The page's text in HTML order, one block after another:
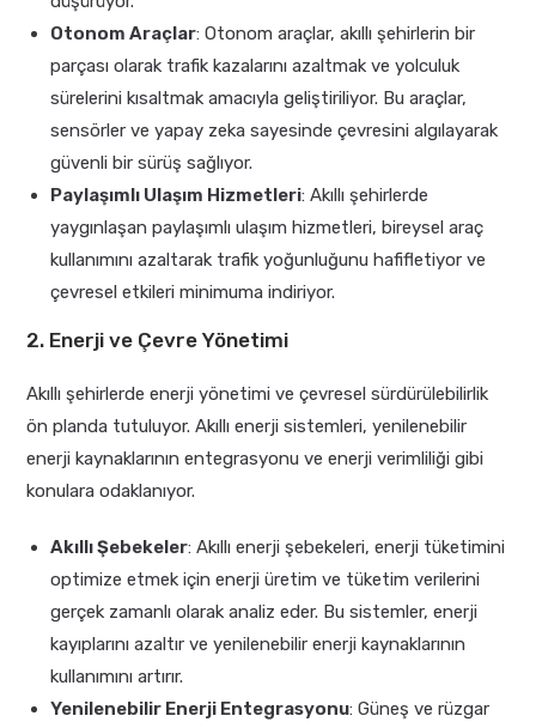
Otonom Araçlar: Otonom araçlar, akıllı şehirlerin bir
parçası olarak trafik kazalarını azaltmak ve yolculuk
sürelerini kısaltmak amacıyla geliştiriliyor. Bu araçlar,
sensörler ve yapay zeka sayesinde çevresini algılayarak
güvenli bir sürüş sağlıyor.
Paylaşımlı Ulaşım Hizmetleri: Akıllı şehirlerde
yaygınlaşan paylaşımlı ulaşım hizmetleri, bireysel araç
kullanımını azaltarak trafik yoğunluğunu hafifletiyor ve
çevresel etkileri minimuma indiriyor.
2. Enerji ve Çevre Yönetimi
Akıllı şehirlerde enerji yönetimi ve çevresel sürdürülebilirlik
ön planda tutuluyor. Akıllı enerji sistemleri, yenilenebilir
enerji kaynaklarının entegrasyonu ve enerji verimliliği gibi
konulara odaklanıyor.
Akıllı Şebekeler: Akıllı enerji şebekeleri, enerji tüketimini
optimize etmek için enerji üretim ve tüketim verilerini
gerçek zamanlı olarak analiz eder. Bu sistemler, enerji
kayıplarını azaltır ve yenilenebilir enerji kaynaklarının
kullanımını artırır.
Yenilenebilir Enerji Entegrasyonu: Güneş ve rüzgar